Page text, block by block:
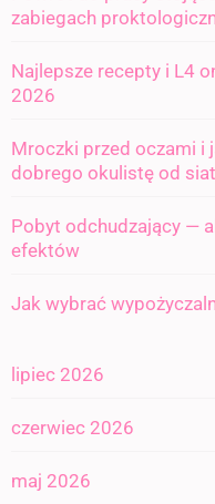
zabiegach
Najlepsze recepty i L4
2026
Mroczki przed oczami i
dobrego okulistę od
Pobyt odchudzający —
efektów
Jak wybrać
lipiec 2026
czerwiec 2026
maj 2026